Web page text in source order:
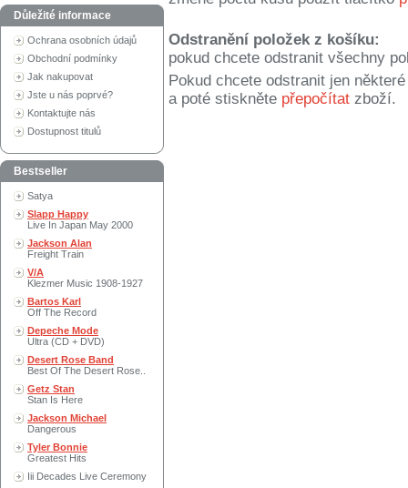
Důležité informace
Ochrana osobních údajů
Obchodní podmínky
Jak nakupovat
Jste u nás poprvé?
Kontaktujte nás
Dostupnost titulů
Bestseller
Satya
Slapp Happy
Live In Japan May 2000
Jackson Alan
Freight Train
V/A
Klezmer Music 1908-1927
Bartos Karl
Off The Record
Depeche Mode
Ultra (CD + DVD)
Desert Rose Band
Best Of The Desert Rose..
Getz Stan
Stan Is Here
Jackson Michael
Dangerous
Tyler Bonnie
Greatest Hits
Iii Decades Live Ceremony
Odstranění položek z košíku:
pokud chcete odstranit všechny
Pokud chcete odstranit jen
a poté stiskněte přepočítat zboží.